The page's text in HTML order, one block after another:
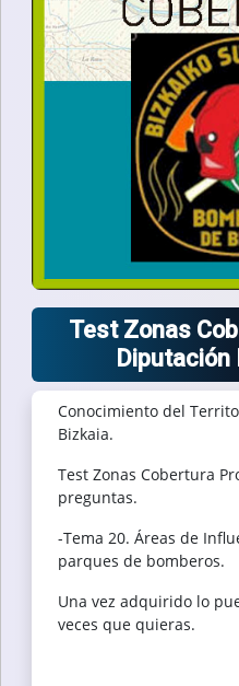
Test Zonas
Diputación
Conocimiento del
Bizkaia.
Test Zonas Cobertura
preguntas.
-Tema 20. Áreas de
parques de bomberos.
Una vez adquirido lo
veces que quieras.